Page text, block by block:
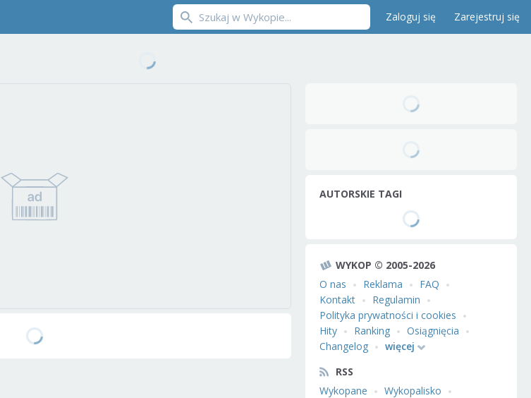
Zaloguj się Zarejestruj się
AUTORSKIE TAGI
WYKOP © 2005-2026
O nas
Reklama
FAQ
Kontakt
Regulamin
Polityka prywatności i cookies
Hity
Ranking
Osiągnięcia
Changelog
więcej
RSS
Wykopane
Wykopalisko